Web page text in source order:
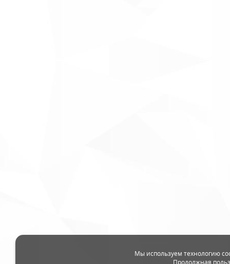
Мы используем технологию
Продолжная